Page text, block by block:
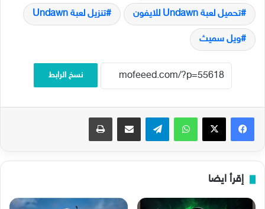
تحميل لعبة Undawn للايفون تنزيل لعبة Undawn
ويل سميث
نسخ الرابط
فيسبوك‫X واتساب تيلقرام مشاركة عبر البريد طباعة
إقرأ ايضا